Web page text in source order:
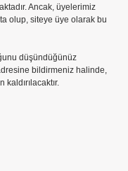
Ancak, üyelerimiz
olup, siteye üye olarak bu
düşündüğünüz
bildirmeniz halinde,